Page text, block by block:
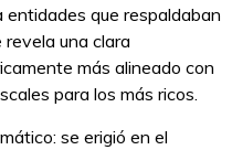
entidades que respaldaban
una clara
más alineado con
para los más ricos.
se erigió en el